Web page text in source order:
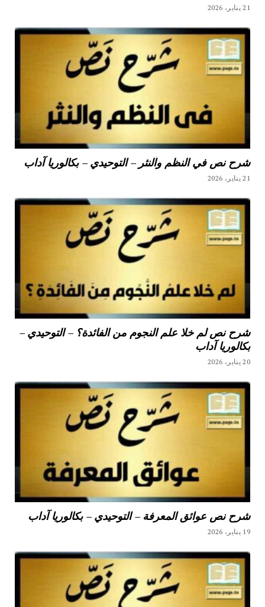
21 يناير، 2026
شرح نص في النظم والنثر – التوحيدي – بكالوريا آداب
21 يناير، 2026
شرح نص لم خلا علم النجوم من الفائدة؟ – التوحيدي –
بكالوريا آداب
20 يناير، 2026
شرح نص عوائق المعرفة – التوحيدي – بكالوريا آداب
19 يناير، 2026